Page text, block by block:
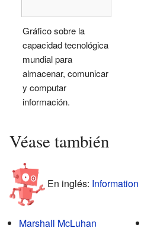
Gráfico sobre la
capacidad tecnológica
mundial para
almacenar, comunicar
y computar
información.
Véase también
En inglés:
Marshall McLuhan